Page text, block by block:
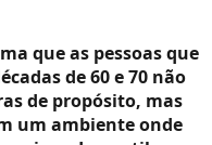
que as pessoas que
de 60 e 70 não
de propósito, mas
um ambiente onde